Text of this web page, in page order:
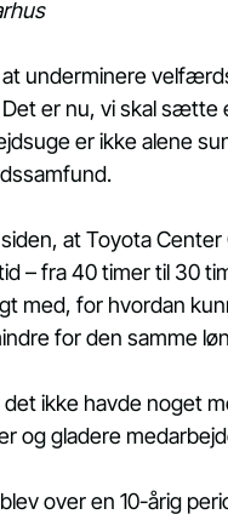
underminere
er nu, vi skal sætte
er ikke alene
at Toyota
– fra 40 timer til 30
med, for hvordan
for den samme
ikke havde noget
og gladere
over en 10-årig